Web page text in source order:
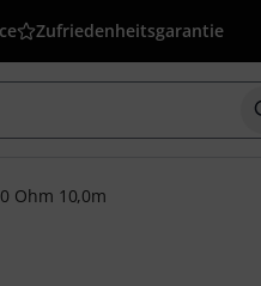
Zufriedenheitsgarantie
Ohm 10,0m